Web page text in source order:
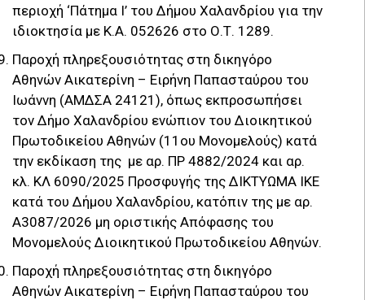
περιοχή ‘Πάτημα Ι’ του Δήμου Χαλανδρίου για την
ιδιοκτησία με Κ.Α. 052626 στο Ο.Τ. 1289.
Παροχή πληρεξουσιότητας στη δικηγόρο
Αθηνών Αικατερίνη – Ειρήνη Παπασταύρου του
Ιωάννη (ΑΜΔΣΑ 24121), όπως εκπροσωπήσει
τον Δήμο Χαλανδρίου ενώπιον του Διοικητικού
Πρωτοδικείου Αθηνών (11ου Μονομελούς) κατά
την εκδίκαση της με αρ. ΠΡ 4882/2024 και αρ.
κλ. ΚΛ 6090/2025 Προσφυγής της ΔΙΚΤΥΩΜΑ ΙΚΕ
κατά του Δήμου Χαλανδρίου, κατόπιν της με αρ.
Α3087/2026 μη οριστικής Απόφασης του
Μονομελούς Διοικητικού Πρωτοδικείου Αθηνών.
Παροχή πληρεξουσιότητας στη δικηγόρο
Αθηνών Αικατερίνη – Ειρήνη Παπασταύρου του